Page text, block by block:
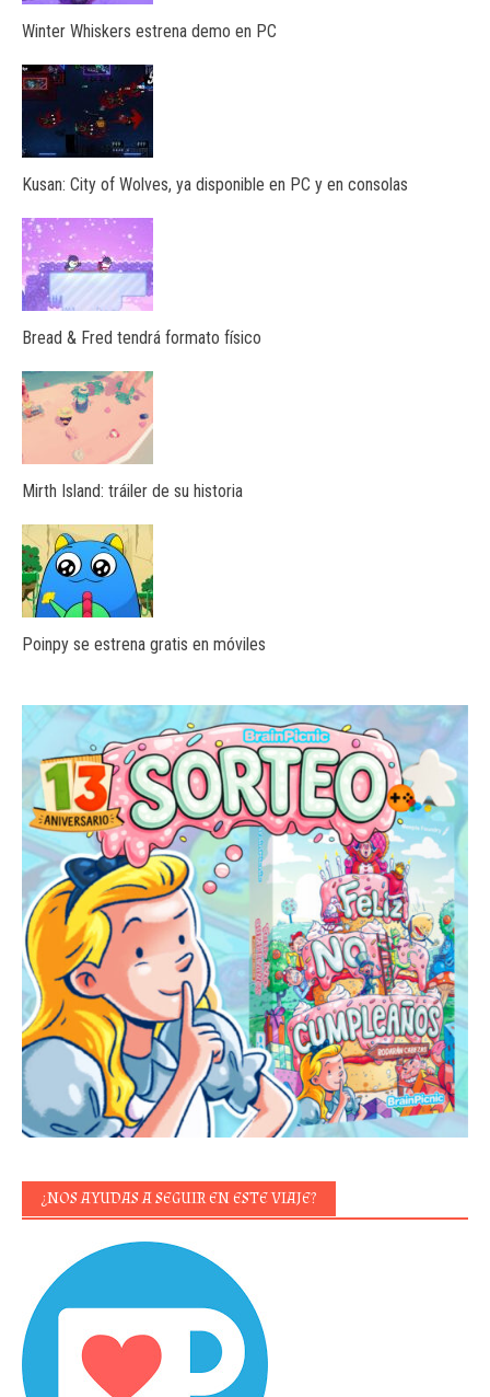
Winter Whiskers estrena demo en PC
Kusan: City of Wolves, ya disponible en PC y en consolas
Bread & Fred tendrá formato físico
Mirth Island: tráiler de su historia
Poinpy se estrena gratis en móviles
¿NOS AYUDAS A SEGUIR EN ESTE VIAJE?